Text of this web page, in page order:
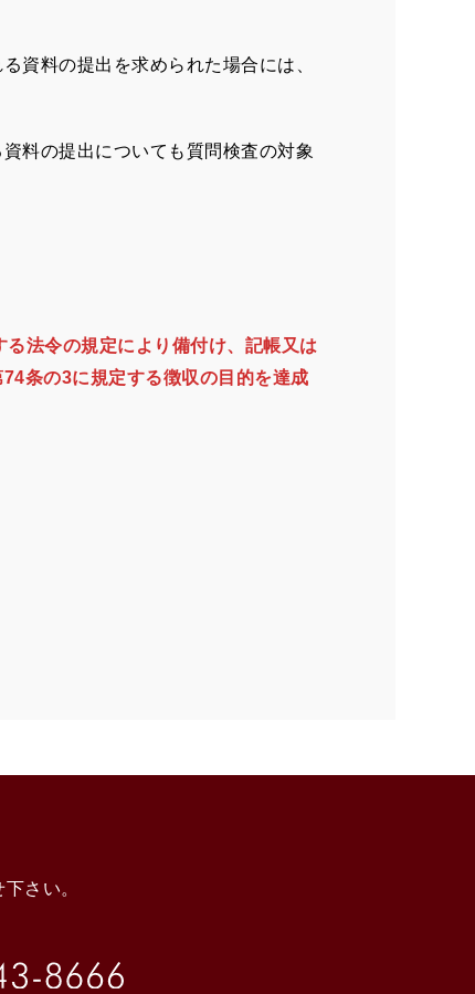
資料の提出を求められた場合には、
料の提出についても質問検査の対象
法令の規定により備付け、記帳又は
条の3に規定する徴収の目的を達成
さい。